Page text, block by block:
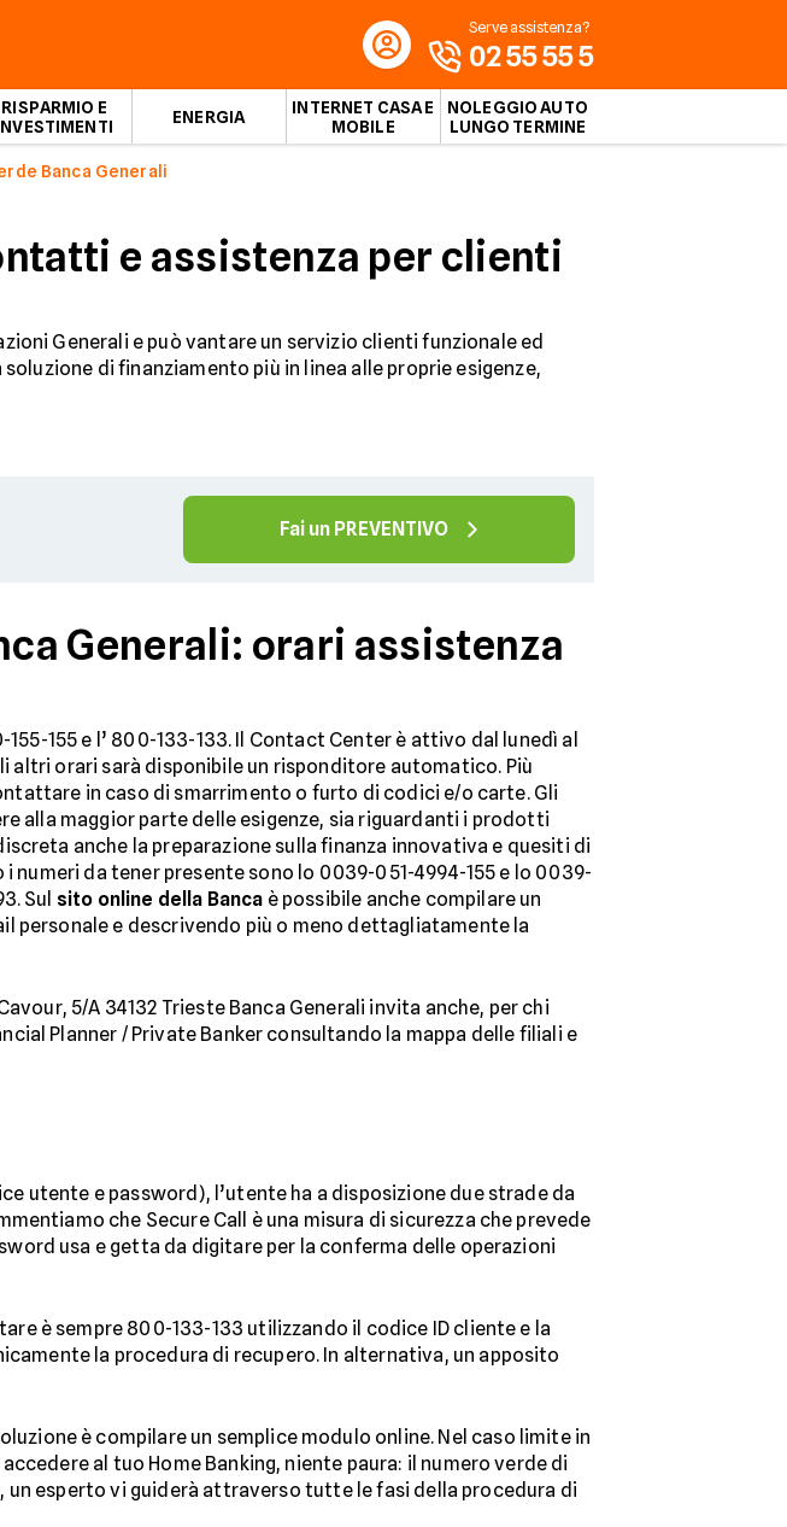
RISPARMIO E
ENERGIA
INTERNET CASA E
MOBILE
NOLEGGIO AUTO
LUNGO TERMINE
Serve assistenza?
02 55 55 5
Banca Generali
e assistenza per clienti
Generali e può vantare un servizio clienti funzionale ed
di finanziamento più in linea alle proprie esigenze,
Fai un PREVENTIVO
Generali: orari assistenza
155 e l’ 800-133-133. Il Contact Center è attivo dal lunedì al
altri orari sarà disponibile un risponditore automatico. Più
in caso di smarrimento o furto di codici e/o carte. Gli
alla maggior parte delle esigenze, sia riguardanti i prodotti
anche la preparazione sulla finanza innovativa e quesiti di
da tener presente sono lo 0039-051-4994-155 e lo 0039-
Sul sito online della Banca è possibile anche compilare un
personale e descrivendo più o meno dettagliatamente la
5/A 34132 Trieste Banca Generali invita anche, per chi
Planner / Private Banker consultando la mappa delle filiali e
utente e password), l’utente ha a disposizione due strade da
che Secure Call è una misura di sicurezza che prevede
usa e getta da digitare per la conferma delle operazioni
è sempre 800-133-133 utilizzando il codice ID cliente e la
la procedura di recupero. In alternativa, un apposito
è compilare un semplice modulo online. Nel caso limite in
al tuo Home Banking, niente paura: il numero verde di
un esperto vi guiderà attraverso tutte le fasi della procedura di